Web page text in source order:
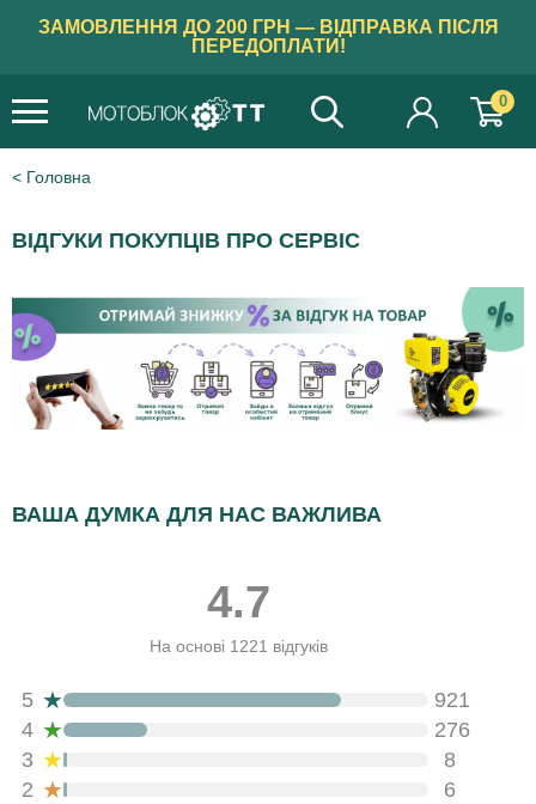
ЗАМОВЛЕННЯ ДО 200 ГРН — ВІДПРАВКА ПІСЛЯ
ПЕРЕДОПЛАТИ!
0
Головна
ВІДГУКИ ПОКУПЦІВ ПРО СЕРВІС
ВАША ДУМКА ДЛЯ НАС ВАЖЛИВА
4.7
На основі 1221 відгуків
5 ★
921
4 ★
276
3 ★
8
2 ★
6